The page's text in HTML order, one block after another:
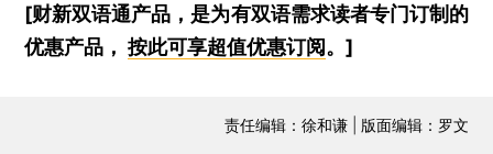
[财新双语通产品，是为有双语需求读者专门订制的
优惠产品，按此可享超值优惠订阅 。]
责任编辑：徐和谦 | 版面编辑：罗文